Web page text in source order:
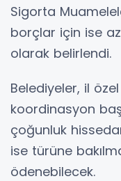
Sigorta
borçlar için ise
olarak belirlendi.
Belediyeler, il
koordinasyon
çoğunluk
ise türüne
ödenebilecek.